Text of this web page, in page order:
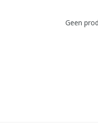
Geen